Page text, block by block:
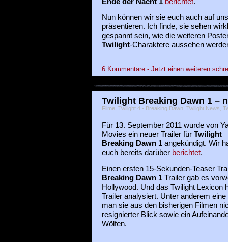
Nun können wir sie euch auch auf
präsentieren. Ich finde, sie sehen
gespannt sein, wie die weiteren
Twilight-Charaktere aussehen
6 Kommentare - Jetzt einen weiteren
Twilight Breaking Dawn 1 –
Filme, Twilight 4 - Breaking Dawn, Twilight News
Für 13. September 2011 wurde von
Movies ein neuer Trailer für Twilight
Breaking Dawn 1angekündigt. Wir
euch bereits darüber berichtet.
Einen ersten 15-Sekunden-Teaser
Breaking Dawn 1Trailer gab es
Hollywood. Und das Twilight Lexicon
Trailer analysiert. Unter anderem
man sie aus den bisherigen Filmen
resignierter Blick sowie ein
Wölfen.